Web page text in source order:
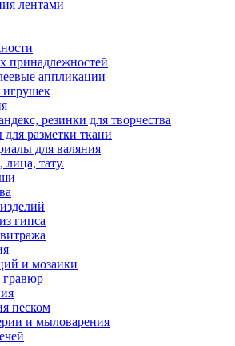
лентами
принадлежностей
аппликации
игрушек
резинки для творчества
разметки ткани
для валяния
тату.
гипса
и мозаики
гравюр
песком
и мыловарения